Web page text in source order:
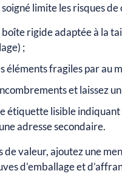
limite les risques
rigide adaptée à la
;
éléments fragiles par au
et laissez
étiquette lisible
adresse secondaire.
de valeur, ajoutez une
d’emballage et